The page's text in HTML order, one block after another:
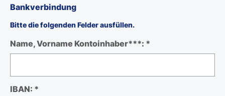
Bankverbindung
Bitte die folgenden Felder ausfüllen.
Name, Vorname Kontoinhaber***: *
IBAN: *